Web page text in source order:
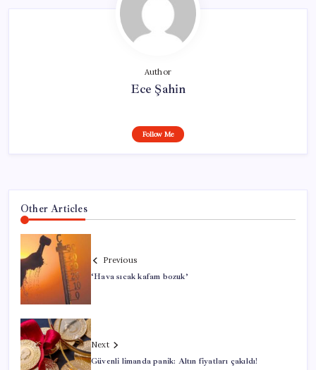
Author
Ece Şahin
Follow Me
Other Articles
Previous
‘Hava sıcak kafam bozuk’
Next
Güvenli limanda panik: Altın fiyatları çakıldı!